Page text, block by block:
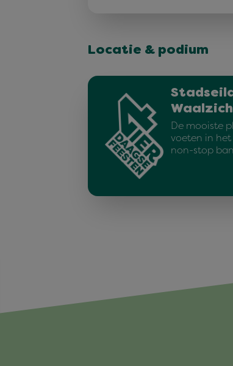
Locatie & podium
De mooiste
voeten in het
non-stop